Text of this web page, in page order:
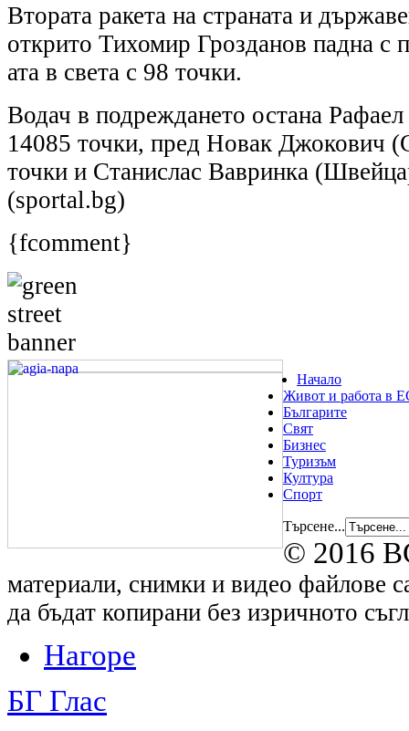
Втората ракета на страната и
открито Тихомир Грозданов падна с
ата в света с 98 точки.
Водач в подреждането остана
14085 точки, пред Новак Джокович
точки и Станислас Вавринка
(sportal.bg)
{fcomment}
Начало
Живот и работа в
Българите
Свят
Бизнес
Туризъм
Култура
Спорт
Търсене...
© 2016
материали, снимки и видео файлове
да бъдат копирани без изричното
Нагоре
БГ Глас